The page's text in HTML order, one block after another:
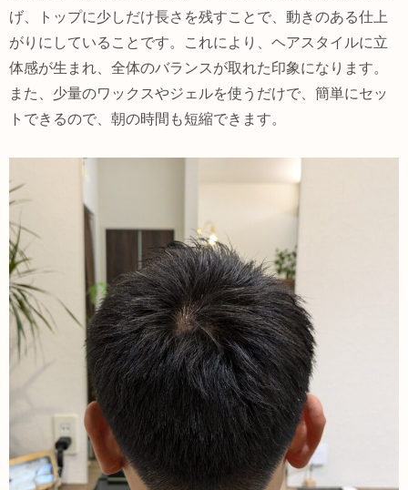
げ、トップに少しだけ長さを残すことで、動きのある仕上
がりにしていることです。これにより、ヘアスタイルに立
体感が生まれ、全体のバランスが取れた印象になります。
また、少量のワックスやジェルを使うだけで、簡単にセッ
トできるので、朝の時間も短縮できます。